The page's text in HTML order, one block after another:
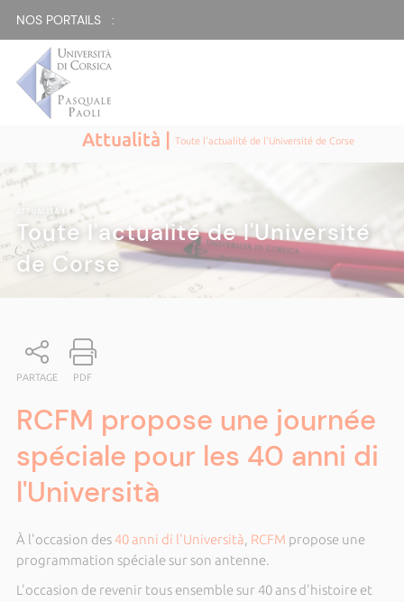
NOS PORTAILS :
Attualità |Toute l'actualité de l'Université de Corse
ATTUALITÀ|
Toute l'actualité de l'Université
de Corse
PARTAGE PDF
RCFM propose une journée
spéciale pour les 40 anni di
l'Università
À l'occasion des 40 anni di l'Università, RCFM propose une
programmation spéciale sur son antenne.
L'occasion de revenir tous ensemble sur 40 ans d'histoire et